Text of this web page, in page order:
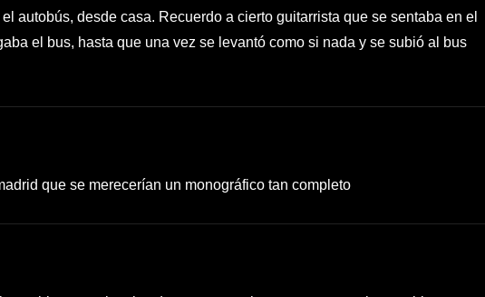
autobús, desde casa. Recuerdo a cierto guitarrista que se sentaba en el
el bus, hasta que una vez se levantó como si nada y se subió al bus
que se merecerían un monográfico tan completo